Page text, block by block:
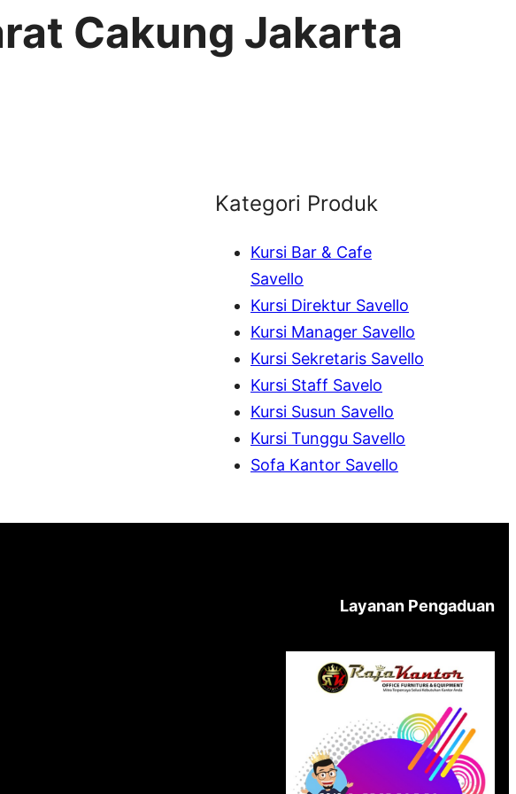
Cakung Jakarta
Kategori Produk
Kursi Bar & Cafe
Savello
Kursi Direktur Savello
Kursi Manager Savello
Kursi Sekretaris Savello
Kursi Staff Savelo
Kursi Susun Savello
Kursi Tunggu Savello
Sofa Kantor Savello
Layanan Pengaduan